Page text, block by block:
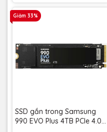
Giảm 33%
SSD gắn trong Samsung
990 EVO Plus 4TB PCIe 4.0